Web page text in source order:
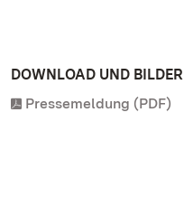
DOWNLOAD UND BILDER
Pressemeldung (PDF)